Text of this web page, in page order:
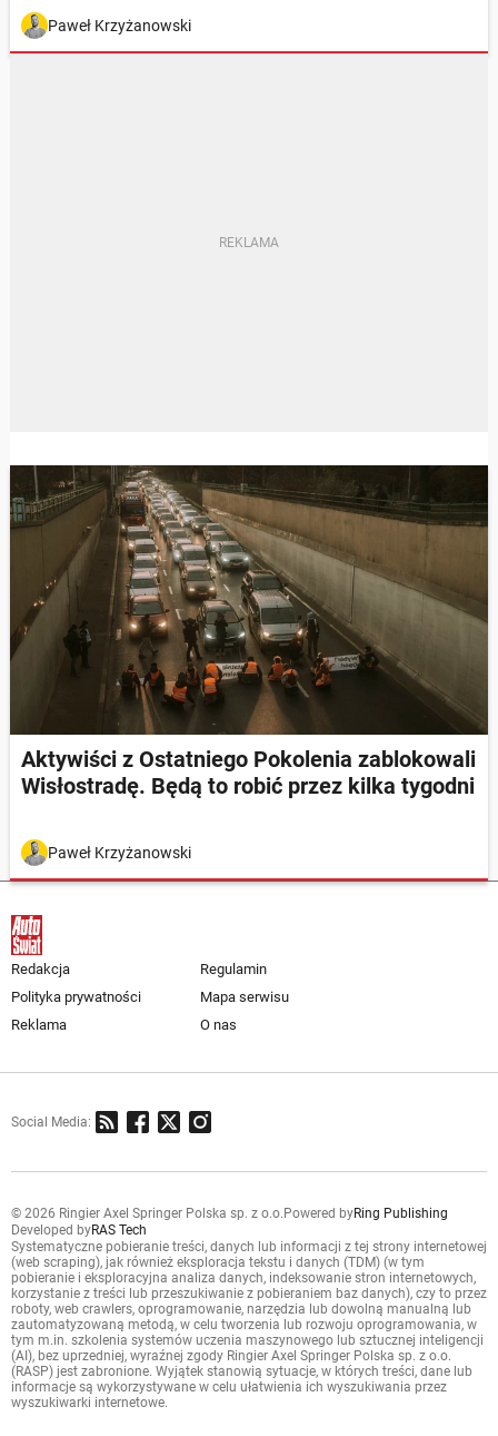
Paweł Krzyżanowski
Aktywiści z Ostatniego Pokolenia zablokowali
Wisłostradę. Będą to robić przez kilka tygodni
Paweł Krzyżanowski
Redakcja
Regulamin
Polityka prywatności
Mapa serwisu
Reklama
O nas
Social Media:
© 2026 Ringier Axel Springer Polska sp. z o.o. Powered byRing Publishing
Developed byRAS Tech
Systematyczne pobieranie treści, danych lub informacji z tej strony internetowej
(web scraping), jak również eksploracja tekstu i danych (TDM) (w tym
pobieranie i eksploracyjna analiza danych, indeksowanie stron internetowych,
korzystanie z treści lub przeszukiwanie z pobieraniem baz danych), czy to przez
roboty, web crawlers, oprogramowanie, narzędzia lub dowolną manualną lub
zautomatyzowaną metodą, w celu tworzenia lub rozwoju oprogramowania, w
tym m.in. szkolenia systemów uczenia maszynowego lub sztucznej inteligencji
(AI), bez uprzedniej, wyraźnej zgody Ringier Axel Springer Polska sp. z o.o.
(RASP) jest zabronione. Wyjątek stanowią sytuacje, w których treści, dane lub
informacje są wykorzystywane w celu ułatwienia ich wyszukiwania przez
wyszukiwarki internetowe.